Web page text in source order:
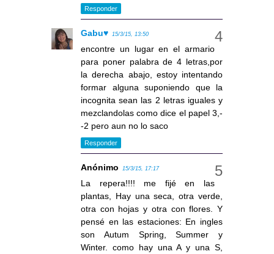
Responder
Gabu♥ 15/3/15, 13:50
encontre un lugar en el armario
para poner palabra de 4 letras,por
la derecha abajo, estoy intentando
formar alguna suponiendo que la
incognita sean las 2 letras iguales y
mezclandolas como dice el papel 3,-
-2 pero aun no lo saco
Responder
Anónimo 15/3/15, 17:17
La repera!!!! me fijé en las
plantas, Hay una seca, otra verde,
otra con hojas y otra con flores. Y
pensé en las estaciones: En ingles
son Autum Spring, Summer y
Winter. como hay una A y una S,